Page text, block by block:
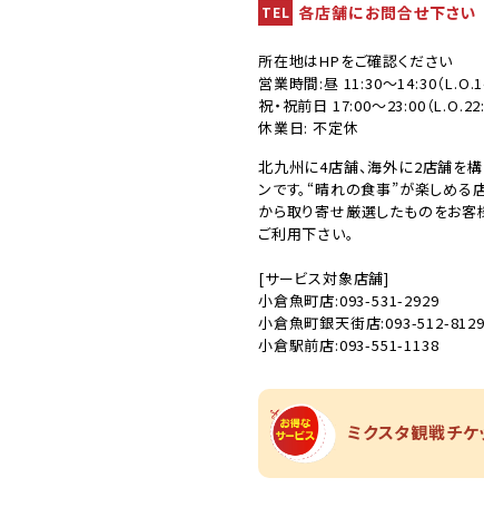
TEL 各店舗にお問合せ下さい
所在地はHPをご確認ください
営業時間:昼 11:30～14:30（
祝・祝前日 17:00～23:00（
休業日: 不定休
北九州に4店舗、海外に2店舗を
ンです。“晴れの食事”が楽しめる
から取り寄せ厳選したものをお
ご利用下さい。
[サービス対象店舗]
小倉魚町店:093-531-2929
小倉魚町銀天街店:093-512-8129
小倉駅前店:093-551-1138
ミクスタ観戦チ